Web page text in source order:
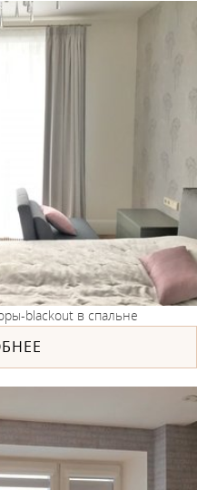
blackout в спальне